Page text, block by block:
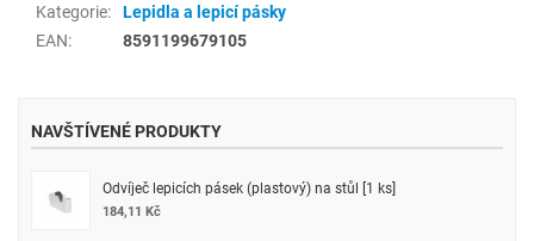
Kategorie:
Lepidla a lepicí pásky
EAN: 8591199679105
NAVŠTÍVENÉ PRODUKTY
Odvíječ lepicích pásek (plastový) na stůl [1 ks]
184,11 Kč